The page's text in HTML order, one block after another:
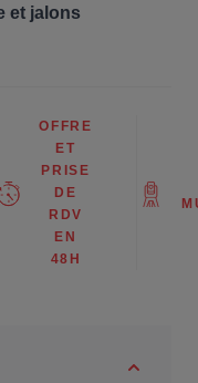
et jalons
OFFRE
ET
PRISE
DE
RDV
EN
48H